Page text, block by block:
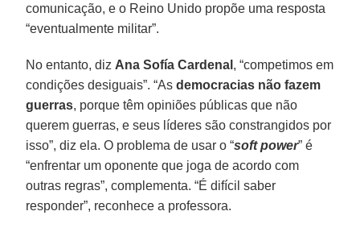
comunicação, e o Reino Unido propõe uma resposta
“eventualmente militar”.
No entanto, diz Ana Sofía Cardenal , “competimos em
condições desiguais”. “Asdemocracias não fazem
guerras, porque têm opiniões públicas que não
querem guerras, e seus líderes são constrangidos por
isso”, diz ela. O problema de usar o “soft power” é
“enfrentar um oponente que joga de acordo com
outras regras”, complementa. “É difícil saber
responder”, reconhece a professora.